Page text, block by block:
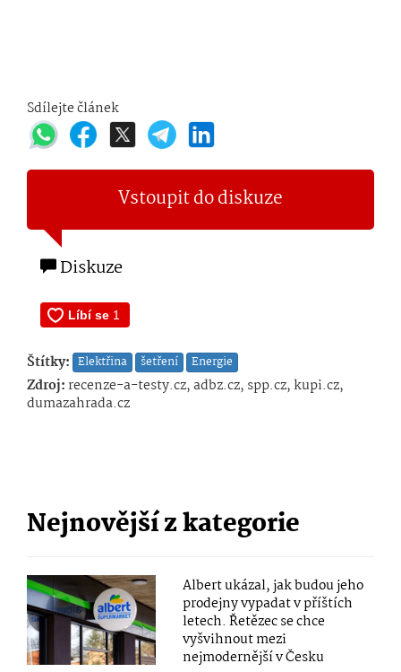
Sdílejte článek
Vstoupit do diskuze
Diskuze
Štítky: Elektřina šetření Energie
Zdroj:recenze-a-testy.cz, adbz.cz, spp.cz, kupi.cz,
dumazahrada.cz
Nejnovější z kategorie
Albert ukázal, jak budou jeho
prodejny vypadat v příštích
letech. Řetězec se chce
vyšvihnout mezi
nejmodernější v Česku